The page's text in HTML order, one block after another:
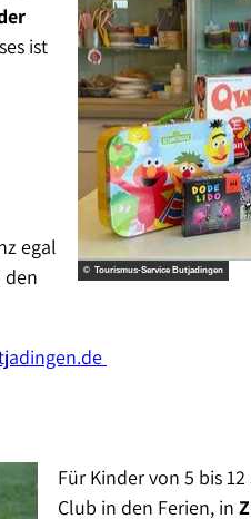
© Tourismus-Service Butjadingen
ist
egal
den
Für Kinder von 5 bis
Club in den Ferien, in